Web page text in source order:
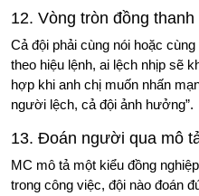
12. Vòng tròn đồng thanh
Cả đội phải cùng nói hoặc
theo hiệu lệnh, ai lệch nhịp sẽ
hợp khi anh chị muốn nhấn
người lệch, cả đội ảnh hưởng”.
13. Đoán người qua mô
MC mô tả một kiểu đồng
trong công việc, đội nào đoán